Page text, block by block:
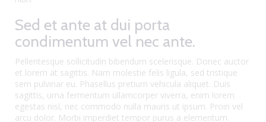
Sed et ante at dui porta
condimentum vel nec ante.
Pellentesque sollicitudin bibendum scelerisque. Donec auctor
et lorem at sagittis. Nam molestie felis ligula, sed tristique
sem pulvinar eu. Phasellus pretium vehicula aliquet. Duis
sagittis, urna fermentum ullamcorper viverra, enim lorem
egestas nisl, nec commodo nulla mauris ut ipsum. Proin vel
arcu dolor. Morbi imperdiet tempor purus a elementum.